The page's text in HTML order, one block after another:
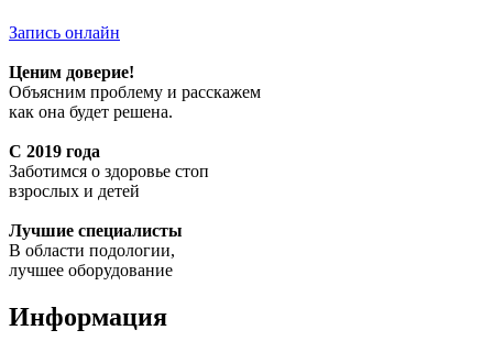
Запись онлайн
Ценим доверие!
Объясним проблему и расскажем
как она будет решена.
С 2019 года
Заботимся о здоровье стоп
взрослых и детей
Лучшие специалисты
В области подологии,
лучшее оборудование
Информация